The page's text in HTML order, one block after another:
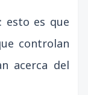
esto es que
controlan
acerca del